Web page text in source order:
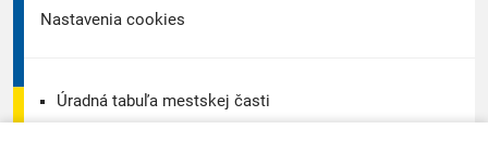
Nastavenia cookies
Úradná tabuľa mestskej časti